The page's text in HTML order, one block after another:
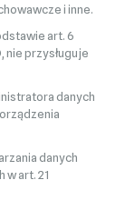
i inne.
art. 6
nie przysługuje
danych
danych
w art. 21